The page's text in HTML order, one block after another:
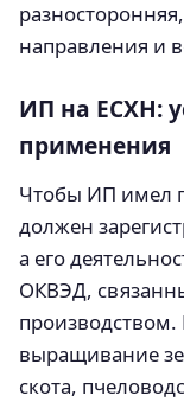
направления и
ИП на ЕСХН:
применения
Чтобы ИП имел
должен
а его
ОКВЭД,
выращивание
скота,